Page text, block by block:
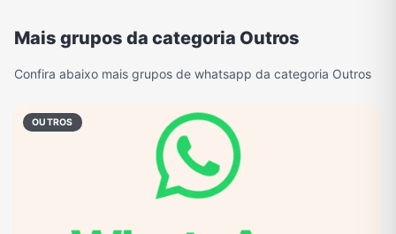
Mais grupos da categoria Outros
Confira abaixo mais grupos de whatsapp da categoria Outros
OUTROS